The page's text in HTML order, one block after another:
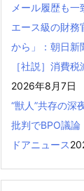
メール履歴も
エース級の財
から」：朝日新
［社説］消費
2026年8月7日
“獣人”共存の
批判でBPO議
ドアニュース